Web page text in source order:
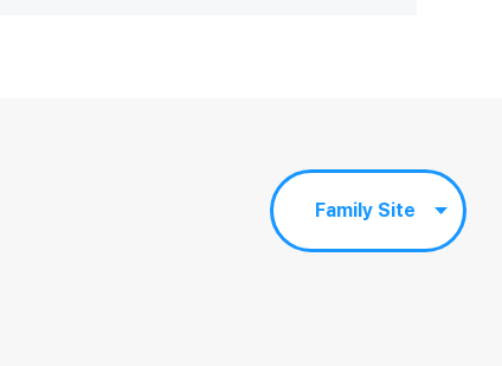
Family Site